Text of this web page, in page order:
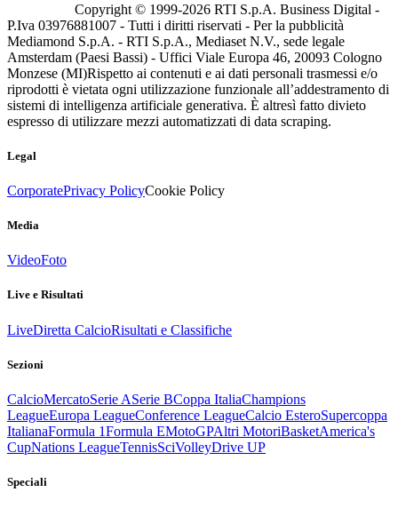
Copyright © 1999-2026 RTI S.p.A. Business Digital -
P.Iva 03976881007 - Tutti i diritti riservati - Per la pubblicità
Mediamond S.p.A. - RTI S.p.A., Mediaset N.V., sede legale
Amsterdam (Paesi Bassi) - Uffici Viale Europa 46, 20093 Cologno
Monzese (MI)Rispetto ai contenuti e ai dati personali trasmessi e/o
riprodotti è vietata ogni utilizzazione funzionale all’addestramento di
sistemi di intelligenza artificiale generativa. È altresì fatto divieto
espresso di utilizzare mezzi automatizzati di data scraping.
Legal
CorporatePrivacy PolicyCookie Policy
Media
VideoFoto
Live e Risultati
LiveDiretta CalcioRisultati e Classifiche
Sezioni
CalcioMercatoSerie ASerie BCoppa ItaliaChampions
LeagueEuropa LeagueConference LeagueCalcio EsteroSupercoppa
ItalianaFormula 1Formula EMotoGPAltri MotoriBasketAmerica's
CupNations LeagueTennisSciVolleyDrive UP
Speciali